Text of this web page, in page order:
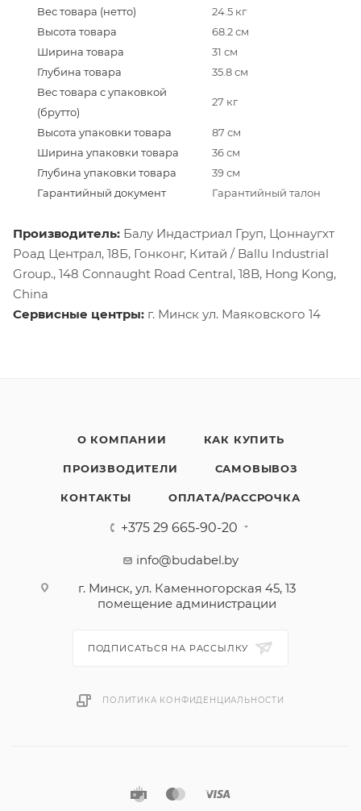
Вес товара (нетто)
24.5 кг
Высота товара
68.2 см
Ширина товара
31 см
Глубина товара
35.8 см
Вес товара с упаковкой
(брутто)
27 кг
Высота упаковки товара
87 см
Ширина упаковки товара
36 см
Глубина упаковки товара
39 см
Гарантийный документ
Гарантийный талон
Производитель: Балу Индастриал Груп, Цоннаугхт
Роад Централ, 18Б, Гонконг, Китай / Ballu Industrial
Group., 148 Connaught Road Central, 18B, Hong Kong,
China
Сервисные центры: г. Минск ул. Маяковского 14
О КОМПАНИИ КАК КУПИТЬ
ПРОИЗВОДИТЕЛИ САМОВЫВОЗ
КОНТАКТЫ ОПЛАТА/РАССРОЧКА
+375 29 665-90-20
info@budabel.by
г. Минск, ул. Каменногорская 45, 13
помещение администрации
ПОДПИСАТЬСЯ НА РАССЫЛКУ
ПОЛИТИКА КОНФИДЕНЦИАЛЬНОСТИ